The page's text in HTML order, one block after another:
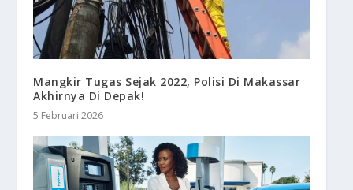
Mangkir Tugas Sejak 2022, Polisi Di Makassar
Akhirnya Di Depak!
5 Februari 2026